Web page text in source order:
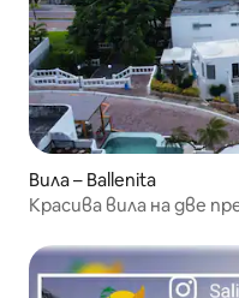
Вила – Ballenita
Красива вила на две